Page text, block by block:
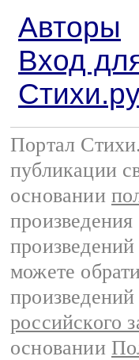
Авторы
Вход
Портал
публикации
основании
можете
российского
основании